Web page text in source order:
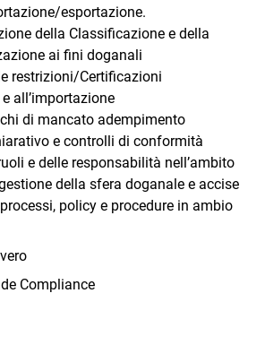
esportazione.
della Classificazione e della
ai fini doganali
restrizioni/Certificazioni
all’importazione
di mancato adempimento
e controlli di conformità
e delle responsabilità nell’ambito
della sfera doganale e accise
policy e procedure in ambio
Compliance